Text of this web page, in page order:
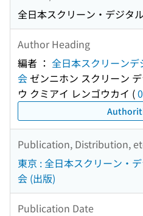
全日本スクリーン・デジタ
Author Heading
編者 ： 全日本スクリーン
会ゼンニホン スクリーン
ウ クミアイ レンゴウカイ (
Publication, Distribution,
東京 : 全日本スクリーン・
会 (出版)
Publication Date